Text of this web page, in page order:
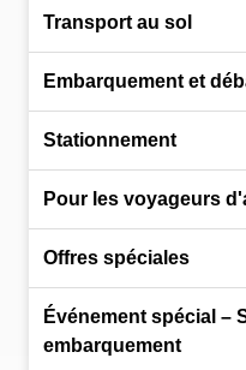
Transport au sol
Embarquement et
Stationnement
Pour les voyageurs
Offres spéciales
Événement spécial –
embarquement